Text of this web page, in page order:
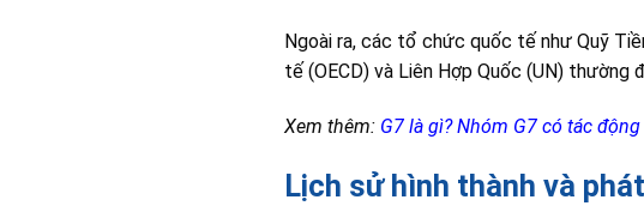
Ngoài ra, các tổ chức quốc tế như Quỹ
tế (OECD) và Liên Hợp Quốc (UN)
Xem thêm: G7 là gì? Nhóm G7 có tác
Lịch sử hình thành và